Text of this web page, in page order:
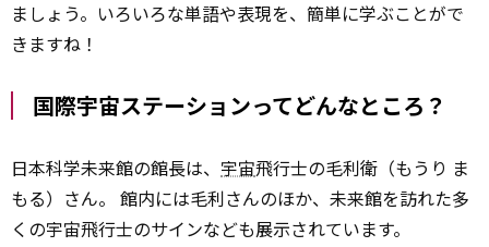
ましょう。いろいろな単語や表現を、簡単に学ぶことがで
きますね！
国際宇宙ステーションってどんなところ？
日本科学未来館の館長は、 宇宙飛行士の毛利衛（もうり ま
もる）さん。 館内には毛利さんのほか、未来館を訪れた多
くの宇宙飛行士のサインなども展示されています。